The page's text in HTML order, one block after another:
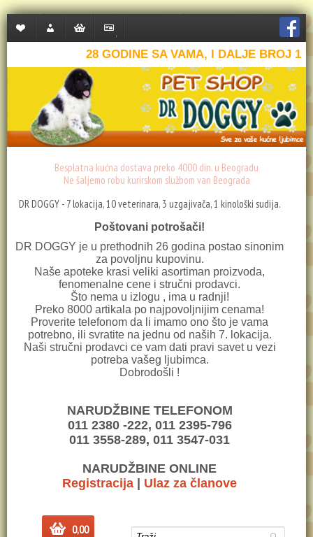
Plaćanje
28 GODINE SA VAMA, I DALJE BROJ 1
Besplatna kućna dostava preko 4000 din. u Beogradu
Ne šaljemo robu kurirskom službom van Beograda
DR DOGGY - 7 lokacija, 10 veterinara, 3 uzgajivača, 1 kinološki sudija.
Poštovani potrošači!
DR DOGGY je u prethodnih 26 godina postao sinonim
za povoljnu kupovinu.
Naše apoteke krasi veliki asortiman proizvoda,
fenomenalne cene i stručni prodavci.
Što nema u izlogu , ima u radnji!
Preko 8000 artikala po najpovoljnijim cenama!
Proverite telefonom da li imamo ono što je vama
potrebno, ili svratite na jednu od naših 7. lokacija.
Naši stručni prodavci ce vam dati pravi savet u vezi
potreba vašeg ljubimca.
Dobrodošli !
NARUDŽBINE TELEFONOM
011 2380 -222, 011 2395-796
011 3558-289, 011 3547-031
NARUDŽBINE ONLINE
Registracija | Ulaz za članove
0,00